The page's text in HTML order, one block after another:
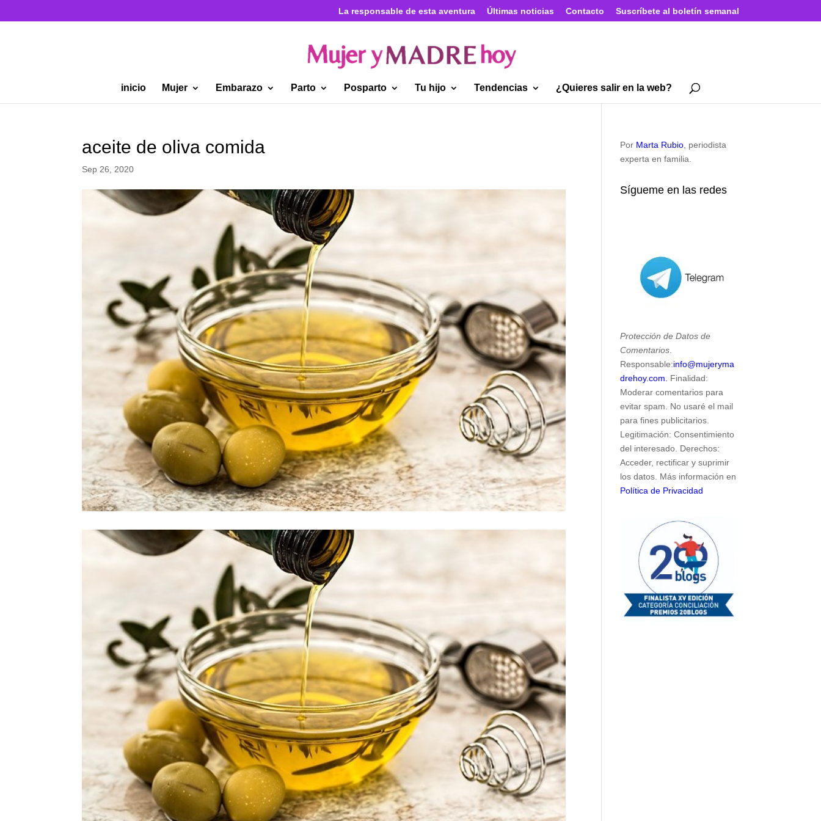
La responsable de esta aventura Últimas noticias Contacto Suscríbete al boletín semanal
inicio Mujer Embarazo Parto Posparto Tu hijo Tendencias ¿Quieres salir en la web?
aceite de oliva comida
Sep 26, 2020
Por Marta Rubio , periodista
experta en familia.
Sígueme en las redes
Protección de Datos de
Comentarios
Responsable:info@mujeryma
drehoy.com.
Finalidad:
Moderar comentarios para
evitar spam. No usaré el mail
para fines publicitarios.
Legitimación: Consentimiento
del interesado. Derechos:
Acceder, rectificar y suprimir
los datos. Más información en
Política de Privacidad